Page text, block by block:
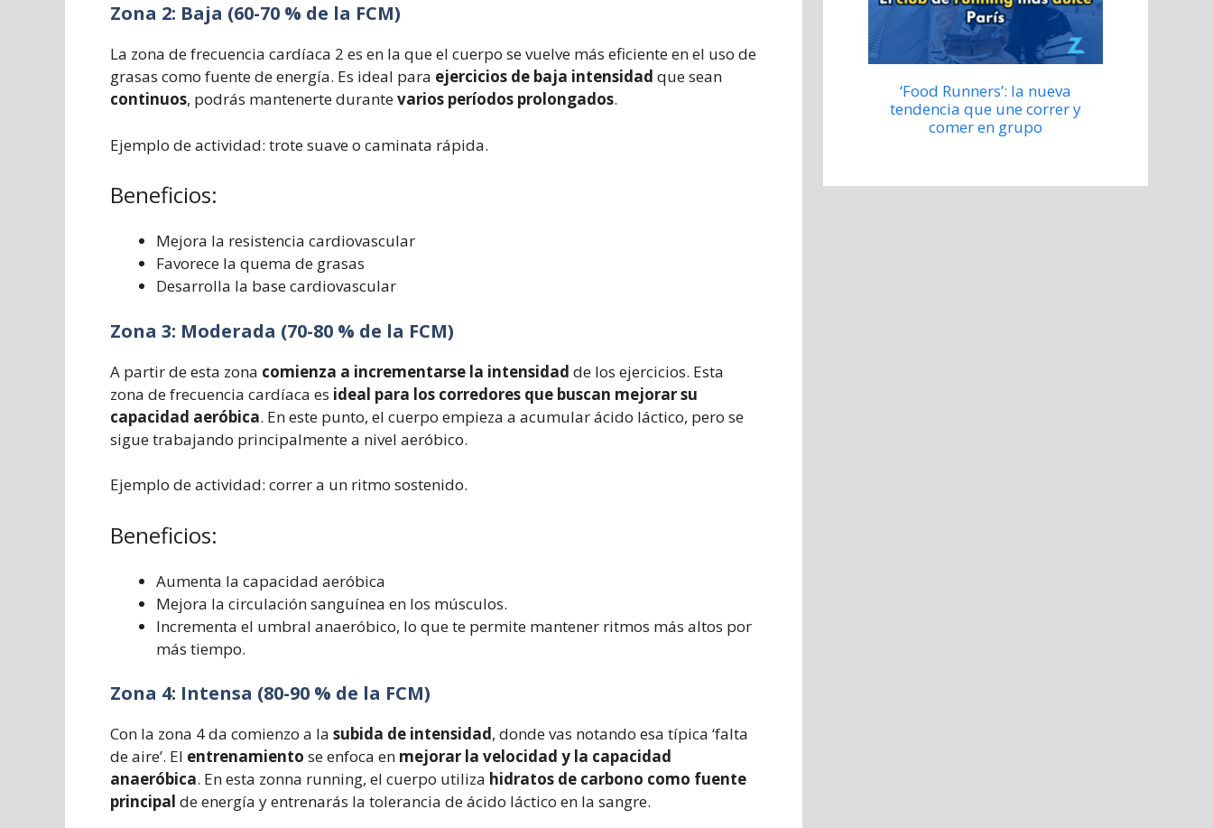
Zona 2: Baja (60-70 % de la FCM)
La zona de frecuencia cardíaca 2 es en la que el cuerpo se vuelve más eficiente en el uso de
grasas como fuente de energía. Es ideal para ejercicios de baja intensidad que sean
continuos, podrás mantenerte durantevarios períodos prolongados.
Ejemplo de actividad: trote suave o caminata rápida.
Beneficios:
Mejora la resistencia cardiovascular
Favorece la quema de grasas
Desarrolla la base cardiovascular
Zona 3: Moderada (70-80 % de la FCM)
A partir de esta zona comienza a incrementarse la intensidad de los ejercicios. Esta
zona de frecuencia cardíaca es ideal para los corredores que buscan mejorar su
capacidad aeróbica. En este punto, el cuerpo empieza a acumular ácido láctico, pero se
sigue trabajando principalmente a nivel aeróbico.
Ejemplo de actividad: correr a un ritmo sostenido.
Beneficios:
Aumenta la capacidad aeróbica
Mejora la circulación sanguínea en los músculos.
Incrementa el umbral anaeróbico, lo que te permite mantener ritmos más altos por
más tiempo.
Zona 4: Intensa (80-90 % de la FCM)
Con la zona 4 da comienzo a la subida de intensidad, donde vas notando esa típica ‘falta
de aire’. El entrenamiento se enfoca en mejorar la velocidad y la capacidad
anaeróbica. En esta zonna running, el cuerpo utiliza hidratos de carbono como fuente
principal de energía y entrenarás la tolerancia de ácido láctico en la sangre.
‘Food Runners’: la nueva
tendencia que une correr y
comer en grupo